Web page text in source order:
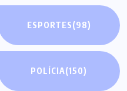
ESPORTES(98)
POLÍCIA(150)